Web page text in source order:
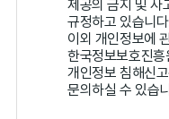
제공의 금지 및 사
규정하고 있습니
이외 개인정보에
한국정보보호진
개인정보 침해신
문의하실 수 있습